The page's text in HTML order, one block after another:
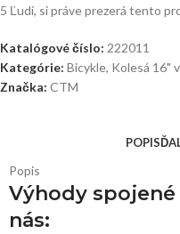
5 Ľudí, si práve prezerá tento
Katalógové číslo: 222011
Kategórie: Bicykle, Kolesá 16"
Značka: CTM
POPIS
Popis
Výhody
nás: